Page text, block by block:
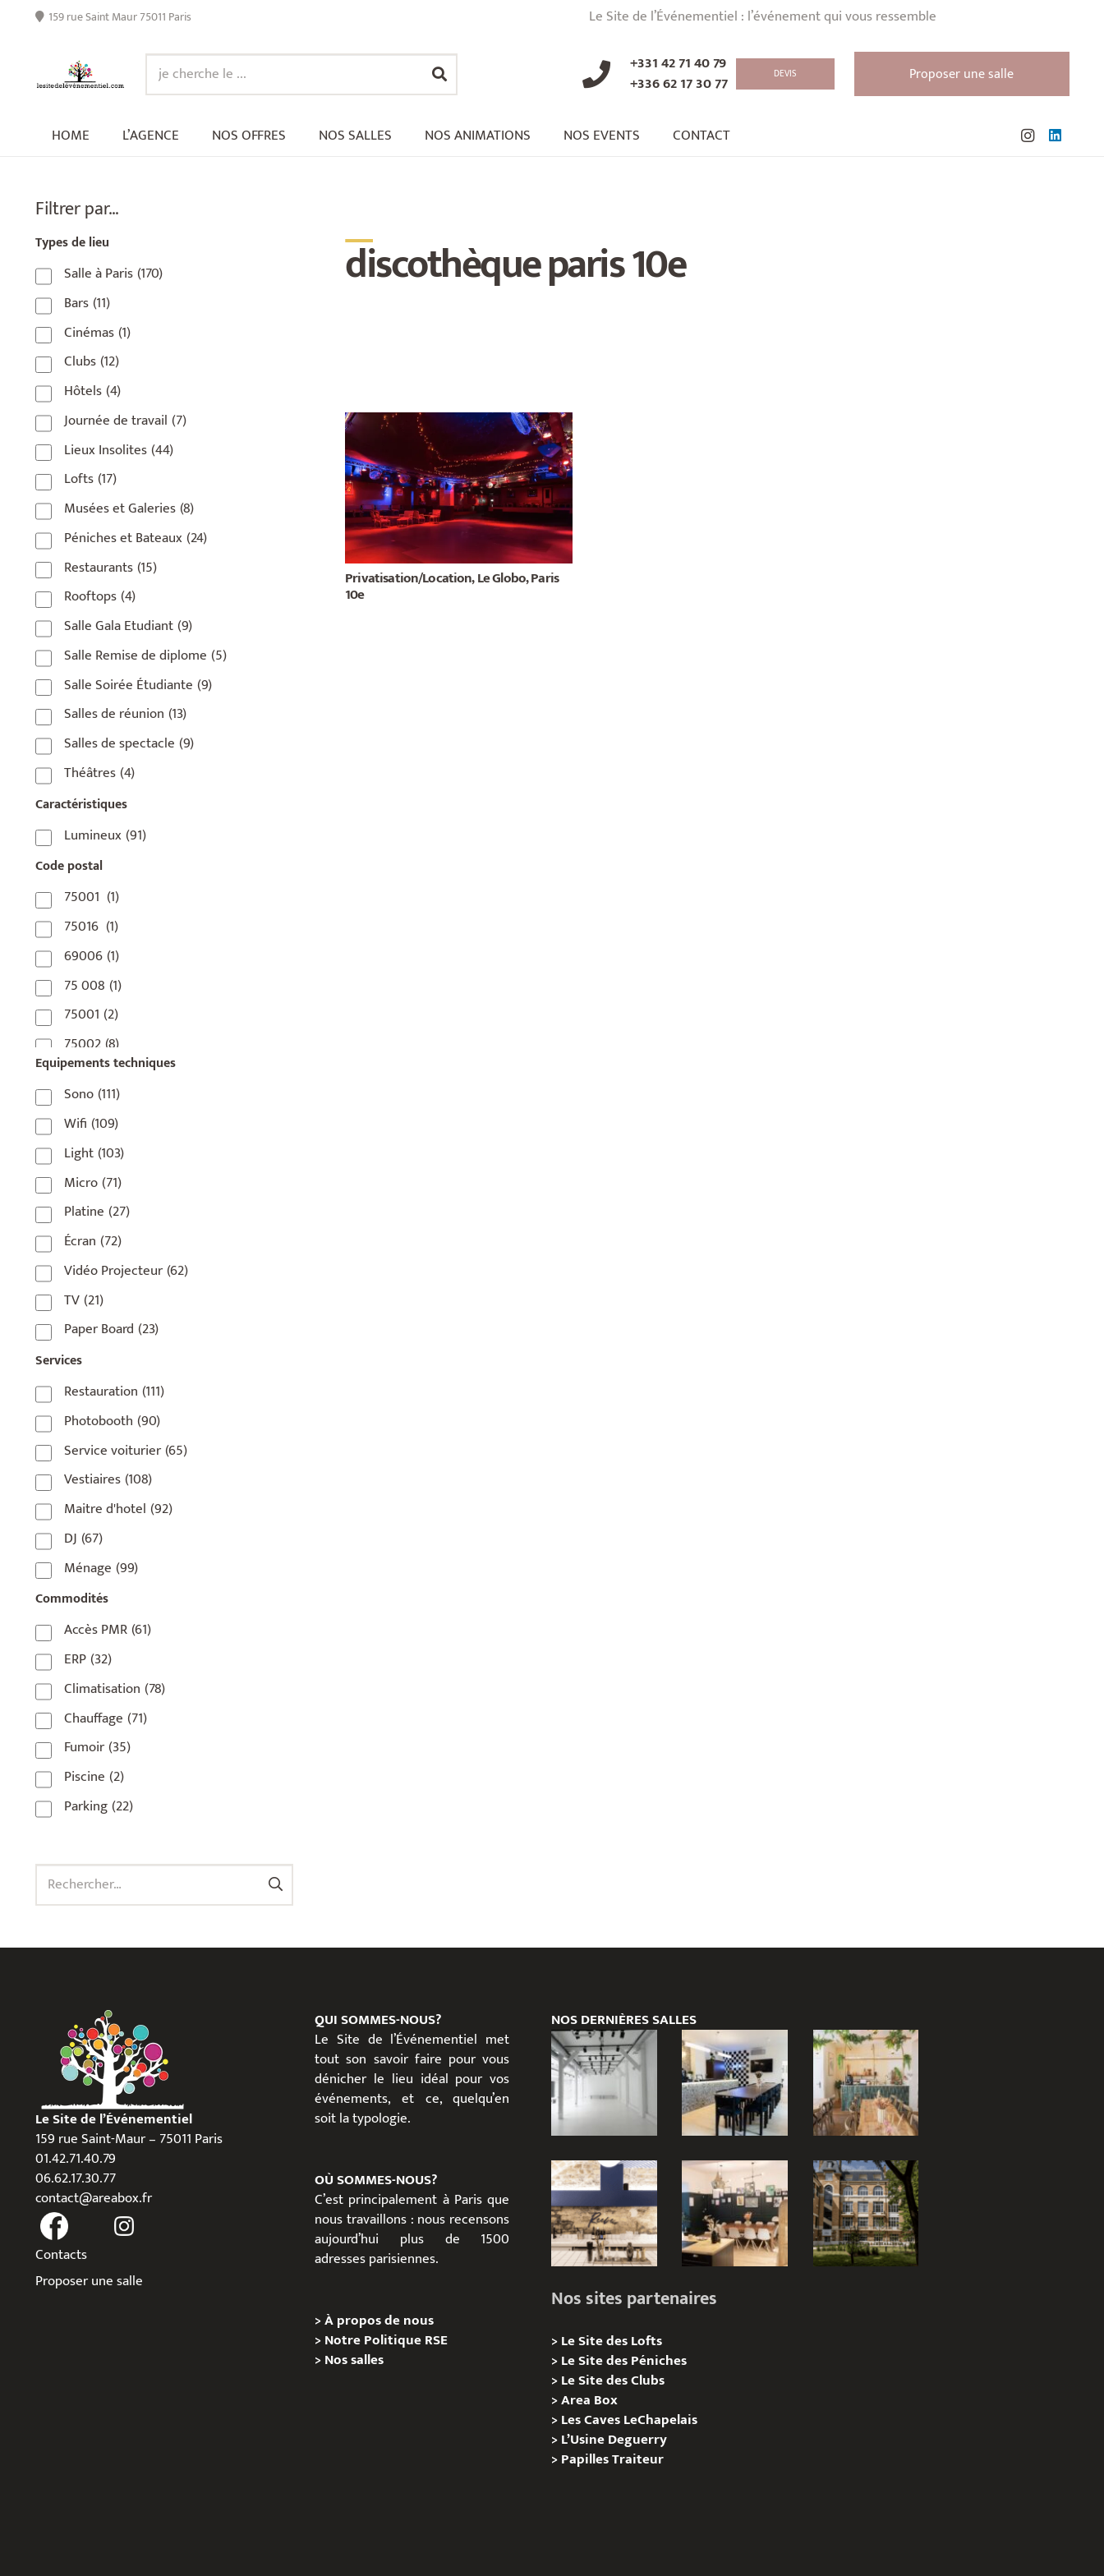
159 rue Saint Maur 75011 Paris Le Site de l’Événementiel : l’événement qui vous ressemble
+331 42 71 40 79
+336 62 17 30 77
DEVIS Proposer une salle
HOME L’AGENCE NOS OFFRES NOS SALLES NOS ANIMATIONS NOS EVENTS CONTACT
__
discothèque paris 10e
Privatisation/Location, Le Globo, Paris
10e
Filtrer par…
Types de lieu
Salle à Paris(170)
Bars(11)
Cinémas(1)
Clubs(12)
Hôtels(4)
Journée de travail (7)
Lieux Insolites(44)
Lofts(17)
Musées et Galeries(8)
Péniches et Bateaux(24)
Restaurants(15)
Rooftops(4)
Salle Gala Etudiant(9)
Salle Remise de diplome (5)
Salle Soirée Étudiante (9)
Salles de réunion (13)
Salles de spectacle (9)
Théâtres(4)
Caractéristiques
Lumineux(91)
Code postal
75001 (1)
75016 (1)
69006(1)
75 008 (1)
75001 (2)
75002(8)
75003(1)
75004 (2)
75006(5)
75007(7)
75008 (17)
75009 (5)
75010 (9)
75011 (17)
75012(8)
75013 (2)
75014
75015(3)
75016(14)
75017(2)
75018 (7)
75019 (4)
75020
92110(1)
92800(1)
93(1)
93 420(1)
93100(1)
93200(1)
93500 (1)
Equipements techniques
Sono(111)
Wifi (109)
Light(103)
Micro(71)
Platine (27)
Écran (72)
Vidéo Projecteur(62)
TV(21)
Paper Board (23)
Services
Restauration (111)
Photobooth (90)
Service voiturier(65)
Vestiaires(108)
Maitre d'hotel (92)
DJ (67)
Ménage (99)
Commodités
Accès PMR(61)
ERP(32)
Climatisation (78)
Chauffage (71)
Fumoir(35)
Piscine (2)
Parking(22)
Rechercher :
Le Site de l’Événementiel
159 rue Saint-Maur – 75011 Paris
01.42.71.40.79
06.62.17.30.77
contact@areabox.fr
Contacts
Proposer une salle
QUI SOMMES-NOUS?
Le Site de l’Événementiel met
tout son savoir faire pour vous
dénicher le lieu idéal pour vos
événements, et ce, quelqu’en
soit la typologie.
OÙ SOMMES-NOUS?
C’est principalement à Paris que
nous travaillons : nous recensons
aujourd’hui plus de 1500
adresses parisiennes.
>À propos de nous
>Notre Politique RSE
>Nos salles
NOS DERNIÈRES SALLES
Nos sites partenaires
>Le Site des Lofts
>Le Site des Péniches
>Le Site des Clubs
>Area Box
>Les Caves LeChapelais
>L’Usine Deguerry
>PapillesTraiteur